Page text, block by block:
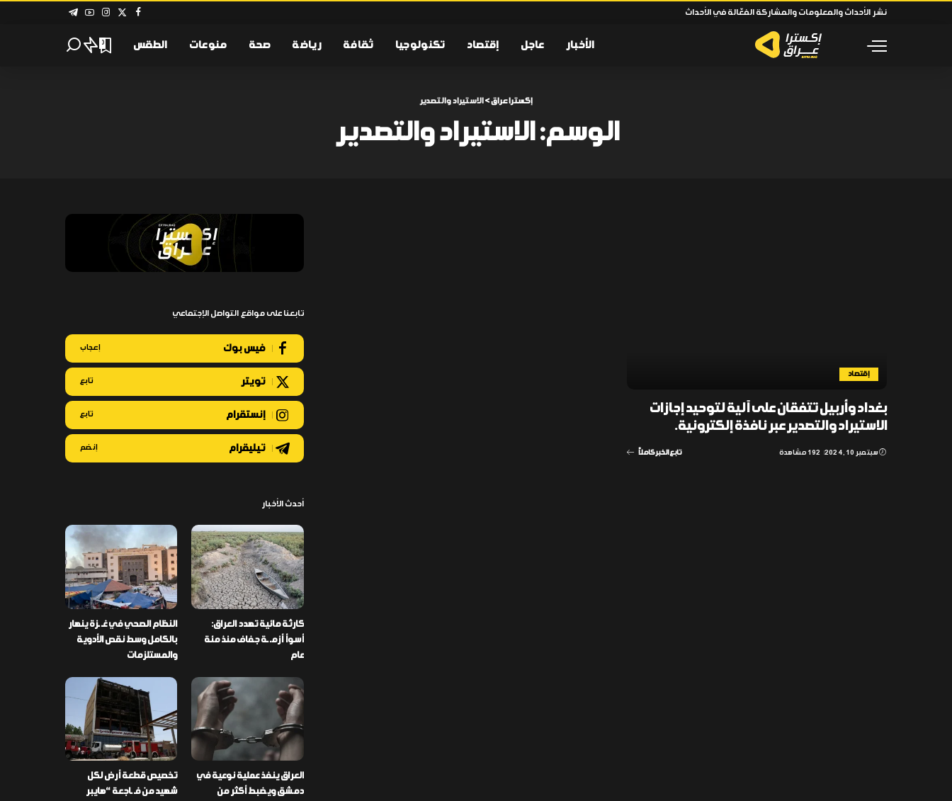
نشر الأحداث والمعلومات والمشاركة الفعّالة في الأحداث
الأخبار عاجل إقتصاد تكنولوجيا ثقافة رياضة صحة منوعات الطقس 0
إكسترا عراق>الاستيراد والتصدير
الوسم:الاستيراد والتصدير
إقتصاد
بغداد وأربيل تتفقان على آلية لتوحيد إجازات
الاستيراد والتصدير عبر نافذة إلكترونية.
سبتمبر 10, 2024 192 مشاهدة تابع الخبر كاملاً
تابعنا على مواقع التواصل الإجتماعي
فيس بوك إعجاب
تويتر تابع
إنستقرام تابع
تيليقرام إنضم
أحدث الأخبار
كارثة مائية تهدد العراق:
أسوأ أزمـ ـة جفاف منذ مئة
عام
النظام الصحي في غـ ـزة ينهار
بالكامل وسط نقص الأدوية
والمستلزمات
العراق ينفذ عملية نوعية في
دمشق ويضبط أكثر من
تخصيص قطعة أرض لكل
شهيد من فـ ـاجعة “هايبر